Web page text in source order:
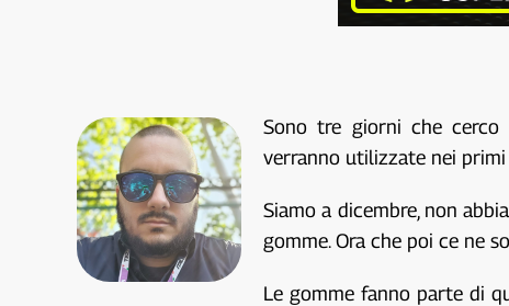
Sono tre giorni che cerco
verranno utilizzate nei
Siamo a dicembre, non
gomme. Ora che poi ce ne
Le gomme fanno parte di